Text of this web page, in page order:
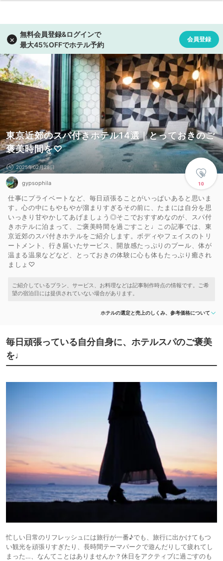
東京近郊のスパ付きホテル14選｜とっておきのご
褒美時間を♡
10
2025年02月28日
gypsophila
仕事にプライベートなど、毎日頑張ることがいっぱいあると思いま
す。心の中にもやもやが溜まりすぎるその前に、たまには自分を思
いっきり甘やかしてあげましょう◎そこでおすすめなのが、スパ付
きホテルに泊まって、ご褒美時間を過ごすこと♩この記事では、東
京近郊のスパ付きホテルをご紹介します。ボディやフェイスのトリ
ートメント、行き届いたサービス、開放感たっぷりのプール、体が
温まる温泉などなど、とっておきの体験に心も体もたっぷり癒され
ましょ♡
ホテルの選定と売上のしくみ、参考価格について
毎日頑張っている自分自身に、ホテルスパのご褒美
を♩
忙しい日常のリフレッシュには旅行が一番♪でも、旅行に出かけてもつ
い観光を頑張りすぎたり、長時間テーマパークで遊んだりして疲れてし
まった…、なんてことはありませんか？休日をアクティブに過ごすのも